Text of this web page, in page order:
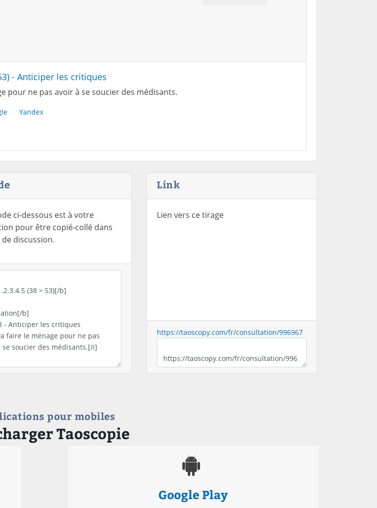
- Anticiper les critiques
pour ne pas avoir à se soucier des médisants.
Yandex
ci-dessous est à votre
pour être copié-collé dans
discussion.
Link
Lien vers ce tirage
https://taoscopy.com/fr/consultation/996967
pour mobiles
Taoscopie
Google Play